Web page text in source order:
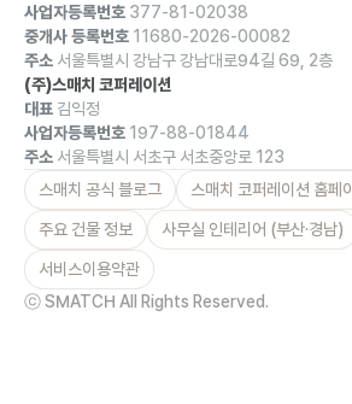
사업자등록번호 377-81-02038
중개사 등록번호 11680-2026-00082
주소 서울특별시 강남구 강남대로94길 69, 2층
(주)스매치 코퍼레이션
대표 김익정
사업자등록번호 197-88-01844
주소 서울특별시 서초구 서초중앙로 123
스매치 공식 블로그
스매치 코퍼레이션 홈페
주요 건물 정보 사무실 인테리어 (부산·경남)
서비스이용약관
ⓒ SMATCH All Rights Reserved.